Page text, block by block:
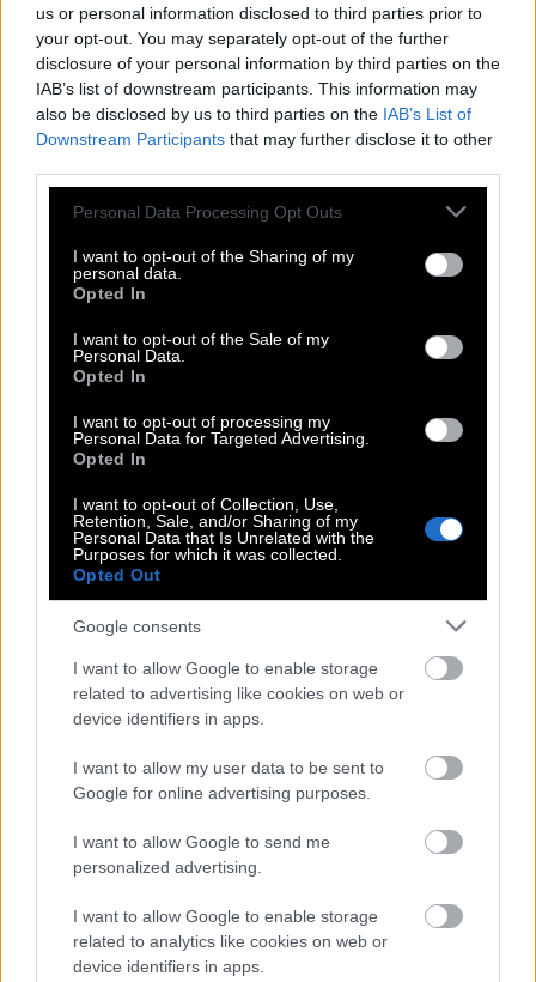
us or personal information disclosed to third parties prior to
your opt-out. You may separately opt-out of the further
disclosure of your personal information by third parties on the
IAB’s list of downstream participants. This information may
also be disclosed by us to third parties on the IAB’s List of
Downstream Participants that may further disclose it to other
Please note that this website/app uses one or more Google
not limited to your visit or usage behaviour. You may click to
grant or deny consent to Google and its third-party tags to
use your data for below specified purposes in below Google
consent section.
Personal Data Processing Opt Outs
I want to opt-out of the Sharing of my
personal data.
Opted In
I want to opt-out of the Sale of my
Personal Data.
Opted In
I want to opt-out of processing my
Personal Data for Targeted Advertising.
Opted In
I want to opt-out of Collection, Use,
Retention, Sale, and/or Sharing of my
Personal Data that Is Unrelated with the
Purposes for which it was collected.
Opted Out
Google consents
I want to allow Google to enable storage
related to advertising like cookies on web or
device identifiers in apps.
I want to allow my user data to be sent to
Google for online advertising purposes.
I want to allow Google to send me
personalized advertising.
I want to allow Google to enable storage
related to analytics like cookies on web or
device identifiers in apps.
που θέλουν να γευτούν πραγματικές νοστιμιές.
Απίστευτο αρνάκι, υπέροχα γλυκά και μια
υπενθύμιση του πόσο όμορφο μπορεί να είναι το
καλοκαίρι όταν δεν κυριαρχεί η αισχροκέρδεια.
Σταθμός 4: Casa Giacomo – 13:00
(επόμενη ημέρα)